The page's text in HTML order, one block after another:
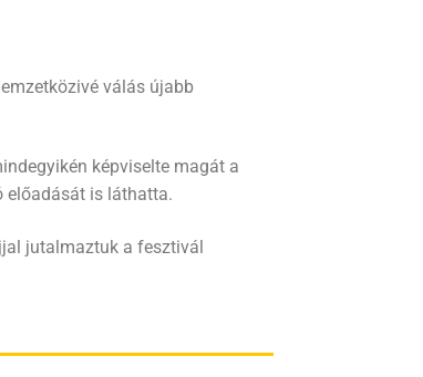
válás újabb
képviselte magát a
előadását is láthatta.
jutalmaztuk a fesztivál